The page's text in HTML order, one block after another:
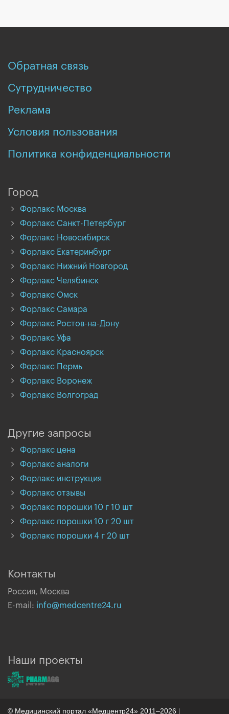
Обратная связь
Сутрудничество
Реклама
Условия пользования
Политика конфиденциальности
Город
Форлакс Москва
Форлакс Санкт-Петербург
Форлакс Новосибирск
Форлакс Екатеринбург
Форлакс Нижний Новгород
Форлакс Челябинск
Форлакс Омск
Форлакс Самара
Форлакс Ростов-на-Дону
Форлакс Уфа
Форлакс Красноярск
Форлакс Пермь
Форлакс Воронеж
Форлакс Волгоград
Другие запросы
Форлакс цена
Форлакс аналоги
Форлакс инструкция
Форлакс отзывы
Форлакс порошки 10 г 10 шт
Форлакс порошки 10 г 20 шт
Форлакс порошки 4 г 20 шт
Контакты
Россия, Москва
E-mail: info@medcentre24.ru
Наши проекты
© Медицинский портал «Медцентр24» 2011–2026 |